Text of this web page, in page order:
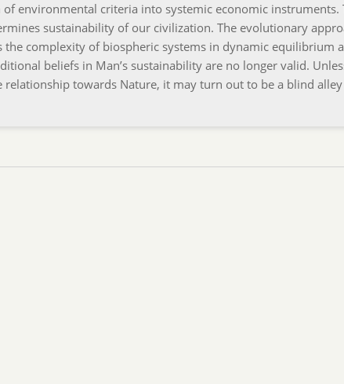
environmental criteria into systemic economic instruments.
sustainability of our civilization. The evolutionary
complexity of biospheric systems in dynamic equilibrium
beliefs in Man’s sustainability are no longer valid.
relationship towards Nature, it may turn out to be a blind